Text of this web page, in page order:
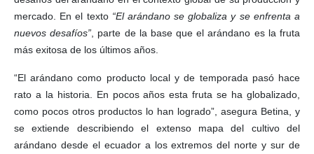
mercado. En el texto “El arándano se globaliza y se enfrenta a
nuevos desafíos”, parte de la base que el arándano es la fruta
más exitosa de los últimos años.
“El arándano como producto local y de temporada pasó hace
rato a la historia. En pocos años esta fruta se ha globalizado,
como pocos otros productos lo han logrado”, asegura Betina, y
se extiende describiendo el extenso mapa del cultivo del
arándano desde el ecuador a los extremos del norte y sur de